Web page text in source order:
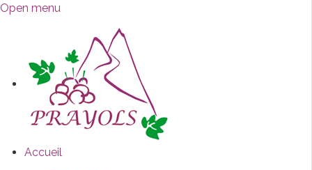
Open menu
Accueil